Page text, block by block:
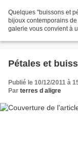
Quelques "buissons et
bijoux contemporains
galerie vous convient à
Pétales et
Publié le 10/12/2011 à
Par terres d aligre